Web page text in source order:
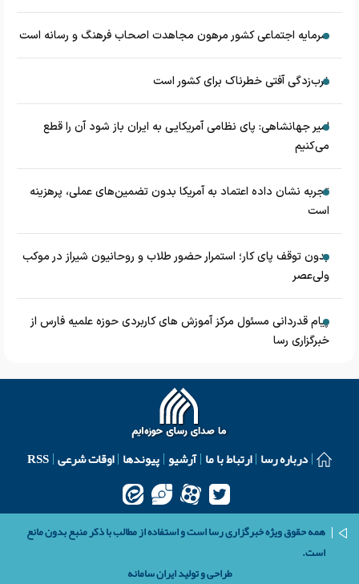
سرمایه اجتماعی کشور مرهون مجاهدت اصحاب فرهنگ و رسانه است
غرب‌زدگی آفتی خطرناک برای کشور است
امیر جهانشاهی: پای نظامی آمریکایی به ایران باز شود آن را قطع
می‌کنیم
تجربه نشان داده اعتماد به آمریکا بدون تضمین‌های عملی، پرهزینه
است
بدون توقف پای کار؛ استمرار حضور طلاب و روحانیون شیراز در موکب
ولی‌عصر
پیام قدردانی مسئول مرکز آموزش های کاربردی حوزه علمیه فارس از
خبرگزاری رسا
درباره رسا ارتباط با ما آرشیو پیوندها اوقات شرعی RSS
همه حقوق ویژه خبرگزاری رسا است و استفاده از مطالب با ذکر منبع بدون مانع
است.
طراحی و تولیدایران سامانه